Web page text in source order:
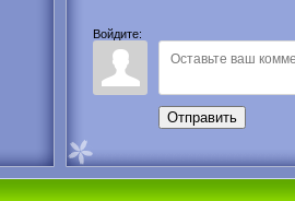
Войдите:
Отправить